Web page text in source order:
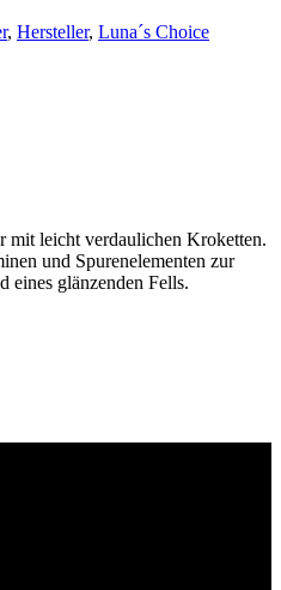
, Hersteller, Luna´s Choice
mit leicht verdaulichen Kroketten.
und Spurenelementen zur
eines glänzenden Fells.